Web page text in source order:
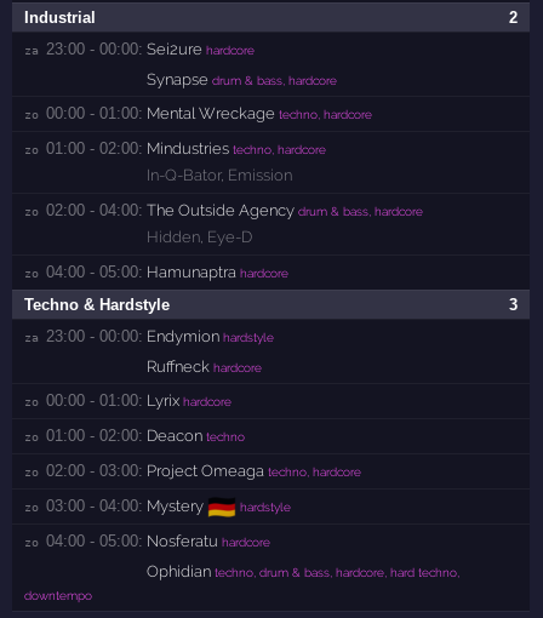
2
Industrial
za 23:00 - 00:00: Sei2ure hardcore
Synapse drum & bass, hardcore
zo 00:00 - 01:00: Mental Wreckage techno, hardcore
zo 01:00 - 02:00: Mindustries techno, hardcore
In-Q-Bator, Emission
zo 02:00 - 04:00: The Outside Agency drum & bass, hardcore
Hidden Eye-D
zo 04:00 - 05:00: Hamunaptra hardcore
3
Techno & Hardstyle
za 23:00 - 00:00: Endymion hardstyle
Ruffneck hardcore
zo 00:00 - 01:00: Lyrix hardcore
zo 01:00 - 02:00: Deacon techno
zo 02:00 - 03:00: Project Omeaga techno, hardcore
zo 03:00 - 04:00: Mystery 🇩🇪 hardstyle
zo 04:00 - 05:00: Nosferatu hardcore
Ophidian techno, drum & bass, hardcore, hard techno,
downtempo